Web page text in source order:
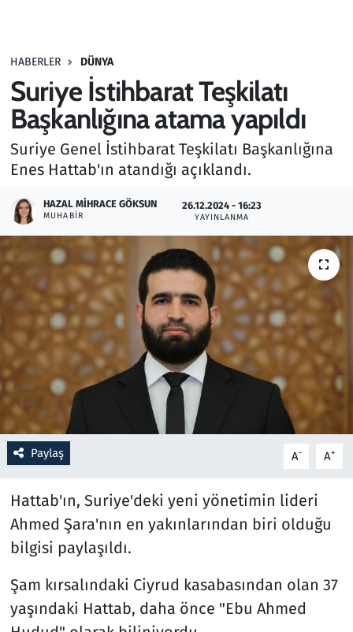
HABERLER DÜNYA
Suriye İstihbarat Teşkilatı
Başkanlığına atama yapıldı
Suriye Genel İstihbarat Teşkilatı Başkanlığına
Enes Hattab'ın atandığı açıklandı.
HAZAL MIHRACE GÖKSUN
MUHABIR
26.12.2024 - 16:23
YAYINLANMA
Paylaş A- A+
Hattab'ın, Suriye'deki yeni yönetimin lideri
Ahmed Şara'nın en yakınlarından biri olduğu
bilgisi paylaşıldı.
Şam kırsalındaki Ciyrud kasabasından olan 37
yaşındaki Hattab, daha önce "Ebu Ahmed
Haber
Kültür Sanat
Kurumsal Haberler
Otomobil
Oyun
Ramazan
Resmi İlanlar
Rüya Tabirleri
Sağlık
Savunma Sanayi
Seçim 2023
Spor